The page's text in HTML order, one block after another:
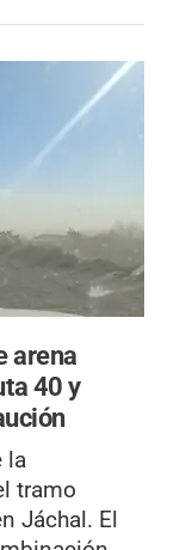
arena
40 y
la
tramo
Jáchal. El